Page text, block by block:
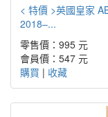
< 特價 >英國皇家
2018–...
零售價：995 元
會員價：547 元
購買 | 收藏